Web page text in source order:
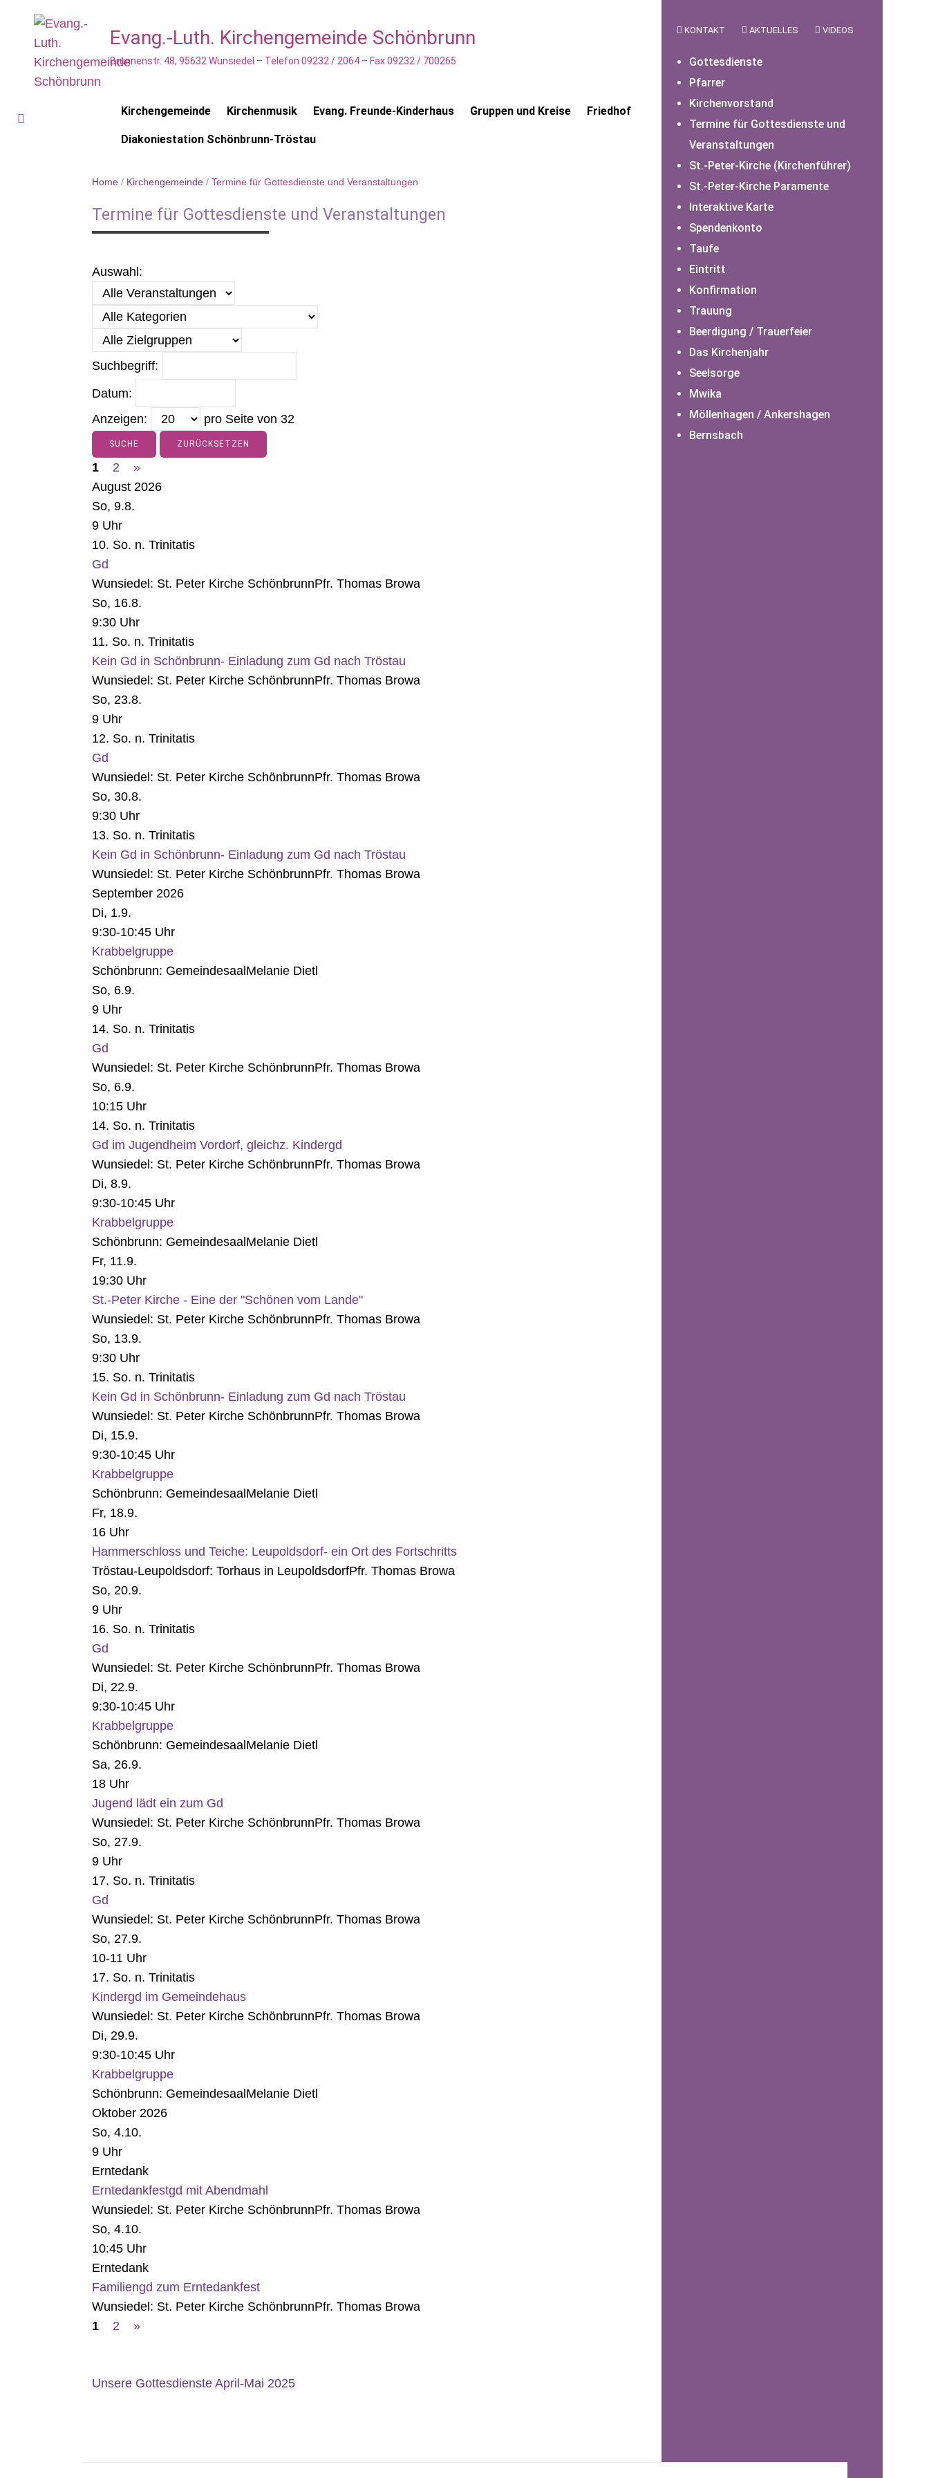
Evang.-Luth. Kirchengemeinde Schönbrunn
Brunnenstr. 48, 95632 Wunsiedel – Telefon 09232 / 2064 – Fax 09232 / 700265
KONTAKT AKTUELLES VIDEOS
Gottesdienste
Pfarrer
Kirchenvorstand
Termine für Gottesdienste und
Veranstaltungen
St.-Peter-Kirche (Kirchenführer)
St.-Peter-Kirche Paramente
Interaktive Karte
Spendenkonto
Taufe
Eintritt
Konfirmation
Trauung
Beerdigung / Trauerfeier
Das Kirchenjahr
Seelsorge
Mwika
Möllenhagen / Ankershagen
Bernsbach
Kirchengemeinde Kirchenmusik Evang. Freunde-Kinderhaus Gruppen und Kreise Friedhof
Diakoniestation Schönbrunn-Tröstau
Home/ Kirchengemeinde/ Termine für Gottesdienste und Veranstaltungen
Termine für Gottesdienste und Veranstaltungen
Auswahl:
Suchbegriff:
Datum:
Anzeigen:
pro Seite von 32
SUCHE ZURÜCKSETZEN
1 2
»
August 2026
So, 9.8.
9 Uhr
10. So. n. Trinitatis
Gd
Wunsiedel: St. Peter Kirche SchönbrunnPfr. Thomas Browa
So, 16.8.
9:30 Uhr
11. So. n. Trinitatis
Kein Gd in Schönbrunn- Einladung zum Gd nach Tröstau
Wunsiedel: St. Peter Kirche SchönbrunnPfr. Thomas Browa
So, 23.8.
9 Uhr
12. So. n. Trinitatis
Gd
Wunsiedel: St. Peter Kirche SchönbrunnPfr. Thomas Browa
So, 30.8.
9:30 Uhr
13. So. n. Trinitatis
Kein Gd in Schönbrunn- Einladung zum Gd nach Tröstau
Wunsiedel: St. Peter Kirche SchönbrunnPfr. Thomas Browa
September 2026
Di, 1.9.
9:30-10:45 Uhr
Krabbelgruppe
Schönbrunn: GemeindesaalMelanie Dietl
So, 6.9.
9 Uhr
14. So. n. Trinitatis
Gd
Wunsiedel: St. Peter Kirche SchönbrunnPfr. Thomas Browa
So, 6.9.
10:15 Uhr
14. So. n. Trinitatis
Gd im Jugendheim Vordorf, gleichz. Kindergd
Wunsiedel: St. Peter Kirche SchönbrunnPfr. Thomas Browa
Di, 8.9.
9:30-10:45 Uhr
Krabbelgruppe
Schönbrunn: GemeindesaalMelanie Dietl
Fr, 11.9.
19:30 Uhr
St.-Peter Kirche - Eine der "Schönen vom Lande"
Wunsiedel: St. Peter Kirche SchönbrunnPfr. Thomas Browa
So, 13.9.
9:30 Uhr
15. So. n. Trinitatis
Kein Gd in Schönbrunn- Einladung zum Gd nach Tröstau
Wunsiedel: St. Peter Kirche SchönbrunnPfr. Thomas Browa
Di, 15.9.
9:30-10:45 Uhr
Krabbelgruppe
Schönbrunn: GemeindesaalMelanie Dietl
Fr, 18.9.
16 Uhr
Hammerschloss und Teiche: Leupoldsdorf- ein Ort des Fortschritts
Tröstau-Leupoldsdorf: Torhaus in LeupoldsdorfPfr. Thomas Browa
So, 20.9.
9 Uhr
16. So. n. Trinitatis
Gd
Wunsiedel: St. Peter Kirche SchönbrunnPfr. Thomas Browa
Di, 22.9.
9:30-10:45 Uhr
Krabbelgruppe
Schönbrunn: GemeindesaalMelanie Dietl
Sa, 26.9.
18 Uhr
Jugend lädt ein zum Gd
Wunsiedel: St. Peter Kirche SchönbrunnPfr. Thomas Browa
So, 27.9.
9 Uhr
17. So. n. Trinitatis
Gd
Wunsiedel: St. Peter Kirche SchönbrunnPfr. Thomas Browa
So, 27.9.
10-11 Uhr
17. So. n. Trinitatis
Kindergd im Gemeindehaus
Wunsiedel: St. Peter Kirche SchönbrunnPfr. Thomas Browa
Di, 29.9.
9:30-10:45 Uhr
Krabbelgruppe
Schönbrunn: GemeindesaalMelanie Dietl
Oktober 2026
So, 4.10.
9 Uhr
Erntedank
Erntedankfestgd mit Abendmahl
Wunsiedel: St. Peter Kirche SchönbrunnPfr. Thomas Browa
So, 4.10.
10:45 Uhr
Erntedank
Familiengd zum Erntedankfest
Wunsiedel: St. Peter Kirche SchönbrunnPfr. Thomas Browa
1
2 »
Unsere Gottesdienste April-Mai 2025